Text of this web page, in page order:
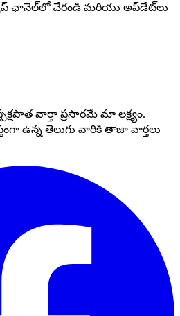
ఛానెల్‌లో చేరండి మరియు అప్‌డేట్‌లు
వార్తా ప్రసారమే మా లక్ష్యం.
ఉన్న తెలుగు వారికి తాజా వార్తలు